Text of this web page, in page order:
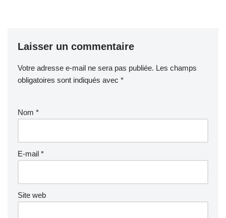
Laisser un commentaire
Votre adresse e-mail ne sera pas publiée. Les champs
obligatoires sont indiqués avec *
Nom *
E-mail *
Site web